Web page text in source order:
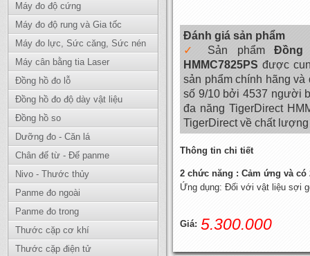
Máy đo độ cứng
Máy đo độ rung và Gia tốc
Máy đo lực, Sức căng, Sức nén
Máy cân bằng tia Laser
Đồng hồ đo lỗ
Đồng hồ đo độ dày vật liệu
Đồng hồ so
Dưỡng đo - Căn lá
Chân đế từ - Đế panme
Nivo - Thước thủy
Panme đo ngoài
Panme đo trong
Thước cặp cơ khí
Thước cặp điện tử
Đánh giá sản phẩm
Sản phẩm Đồng
HMMC7825PS được
sản phẩm chính hãng
số 9/10 bởi 4537 người
đa năng TigerDirect
TigerDirect về chất
Thông tin chi tiết
2 chức năng : Cảm ứng và có
Ứng dụng: Đối với vật liệu sợi
Giá: 5.300.000